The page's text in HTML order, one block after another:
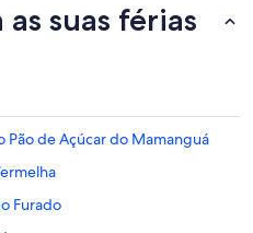
suas férias
de Açúcar do Mamanguá
Furado